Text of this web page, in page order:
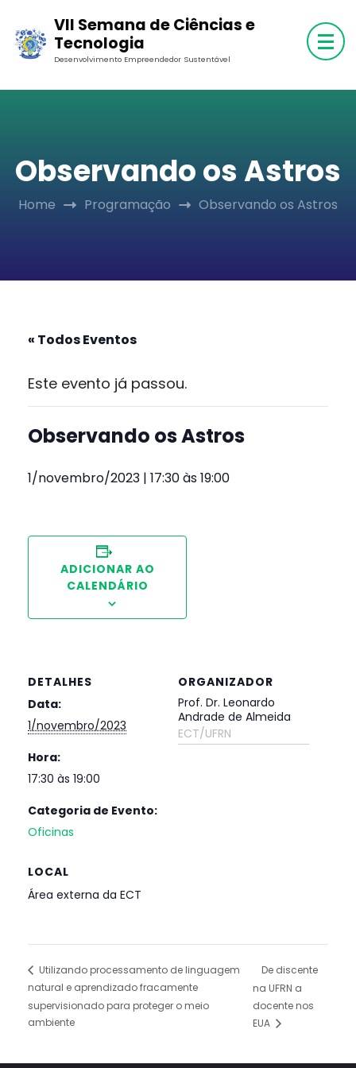
content
(Press
VII Semana de Ciências e
Tecnologia
Desenvolvimento Empreendedor Sustentável
Observando os Astros
Home Programação Observando os Astros
« Todos Eventos
Este evento já passou.
Observando os Astros
1/novembro/2023 | 17:30às19:00
ADICIONAR AO
CALENDÁRIO
DETALHES
Data:
1/novembro/2023
Hora:
17:30 às 19:00
Categoria de Evento:
Oficinas
LOCAL
Área externa da ECT
ORGANIZADOR
Prof. Dr. Leonardo
Andrade de Almeida
ECT/UFRN
Utilizando processamento de linguagem
natural e aprendizado fracamente
supervisionado para proteger o meio
ambiente
De discente
na UFRN a
docente nos
EUA